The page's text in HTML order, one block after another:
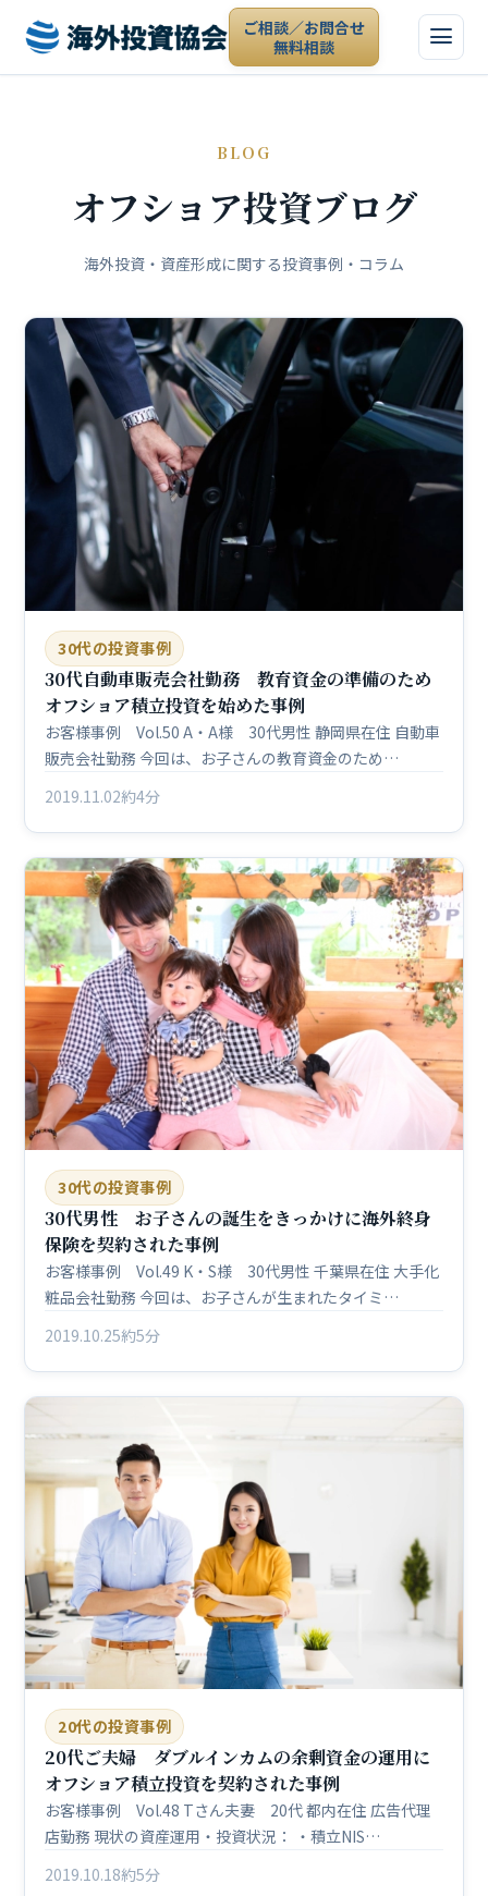
ご相談／お問合せ
無料相談
BLOG
オフショア投資ブログ
海外投資・資産形成に関する投資事例・コラム
30代の投資事例
30代自動車販売会社勤務 教育資金の準備のため
オフショア積立投資を始めた事例
お客様事例 Vol.50 A・A様 30代男性 静岡県在住 自動車
販売会社勤務 今回は、お子さんの教育資金のため…
2019.11.02約4分
30代の投資事例
30代男性 お子さんの誕生をきっかけに海外終身
保険を契約された事例
お客様事例 Vol.49 K・S様 30代男性 千葉県在住 大手化
粧品会社勤務 今回は、お子さんが生まれたタイミ…
2019.10.25約5分
20代の投資事例
20代ご夫婦 ダブルインカムの余剰資金の運用に
オフショア積立投資を契約された事例
お客様事例 Vol.48 Tさん夫妻 20代 都内在住 広告代理
店勤務 現状の資産運用・投資状況： ・積立NIS…
2019.10.18約5分